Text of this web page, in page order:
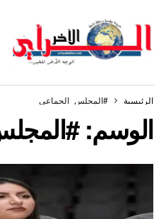
الرئيسية #المجلس_الجماعي
الوسم: